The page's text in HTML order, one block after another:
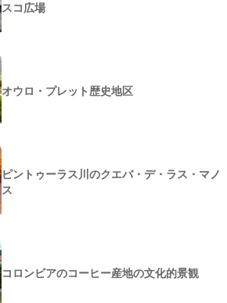
スコ広場
オウロ・プレット歴史地区
ピントゥーラス川のクエバ・デ・ラス・マノ
ス
コロンビアのコーヒー産地の文化的景観